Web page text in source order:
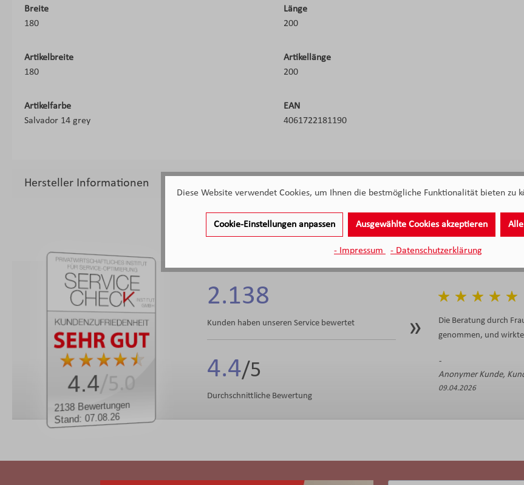
Breite
180
Länge
200
Artikelbreite
180
Artikellänge
200
Artikelfarbe
Salvador 14 grey
EAN
4061722181190
Hersteller Informationen
2138 Bewertungen
Stand: 07.08.26
4.4/5.0
2.138
Kunden haben unseren Service bewertet
4.4
Durchschnittliche Bewertung
Die Beratung durch
genommen, und
Anonymer Kunde,
09.04.2026
Diese Website verwendet Cookies, um Ihnen die bestmögliche Funktionalität bieten zu
Cookie-Einstellungen anpassen Ausgewählte Cookies akzeptieren
- Impressum - Datenschutzerklärung